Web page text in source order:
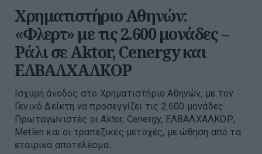
Χρηματιστήριο Αθηνών:
«Φλερτ» με τις 2.600 μονάδες –
Ράλι σε Aktor, Cenergy και
ΕΛΒΑΛΧΑΛΚΟΡ
Ισχυρή άνοδος στο Χρηματιστήριο Αθηνών, με τον
Γενικό Δείκτη να προσεγγίζει τις 2.600 μονάδες.
Πρωταγωνιστές οι Aktor, Cenergy, ΕΛΒΑΛΧΑΛΚΟΡ,
Metlen και οι τραπεζικές μετοχές, με ώθηση από τα
εταιρικά αποτελέσμα...